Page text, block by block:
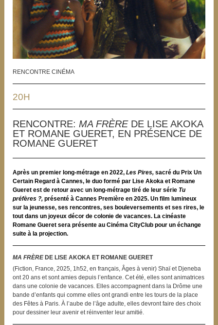
RENCONTRE CINÉMA
20H
RENCONTRE: MA FRÈREDE LISE AKOKA
ET ROMANE GUERET, EN PRÉSENCE DE
ROMANE GUERET
Après un premier long-métrage en 2022,Les Pires,sacré du Prix Un
Certain Regard à Cannes, le duo formé par Lise Akoka et Romane
Gueret est de retour avec un long-métrage tiré de leur sérieTu
préfères ?,présenté à Cannes Première en 2025. Un film lumineux
sur la jeunesse, ses rencontres, ses bouleversements et ses rires, le
tout dans un joyeux décor de colonie de vacances. La cinéaste
Romane Gueret sera présente au Cinéma CityClub pour un échange
suite à la projection.
MA FRÈRE DE LISE AKOKA ET ROMANE GUERET
(Fiction, France, 2025, 1h52, en français, Âges à venir) Shaï et Djeneba
ont 20 ans et sont amies depuis l’enfance. Cet été, elles sont animatrices
dans une colonie de vacances. Elles accompagnent dans la Drôme une
bande d’enfants qui comme elles ont grandi entre les tours de la place
des Fêtes à Paris. À l’aube de l’âge adulte, elles devront faire des choix
pour dessiner leur avenir et réinventer leur amitié.